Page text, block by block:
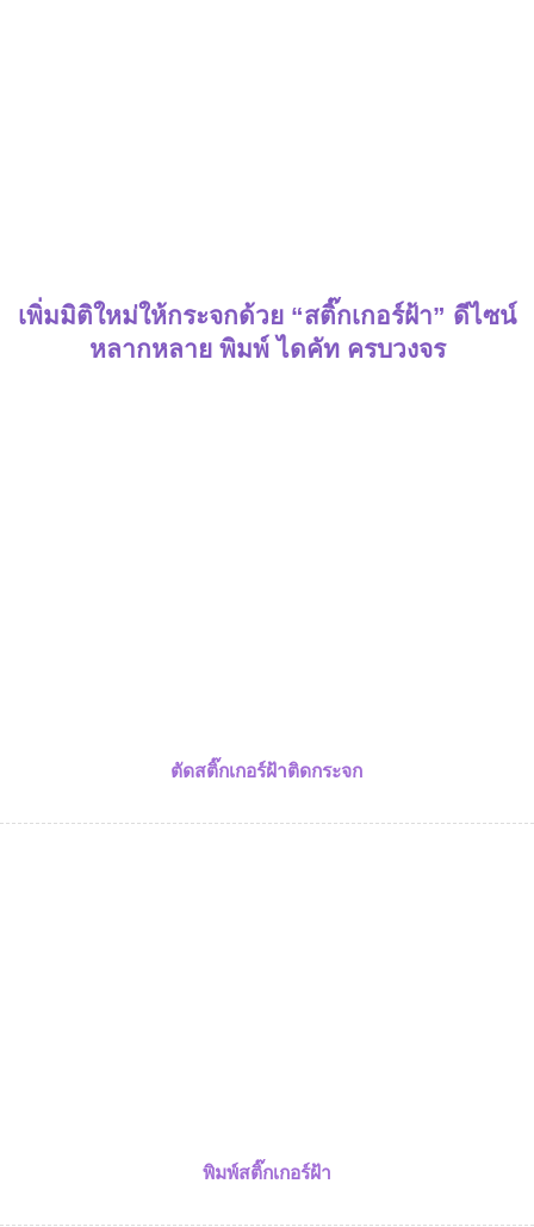
เพิ่มมิติใหม่ให้กระจกด้วย “สติ๊กเกอร์ฝ้า” ดีไซน์
หลากหลาย พิมพ์ ไดคัท ครบวงจร
ตัดสติ๊กเกอร์ฝ้าติดกระจก
พิมพ์สติ๊กเกอร์ฝ้า